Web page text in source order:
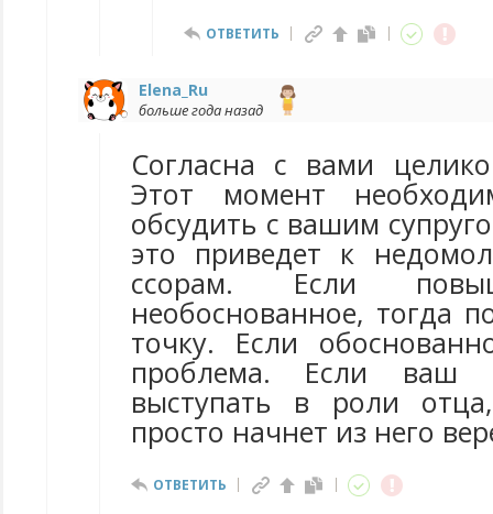
ОТВЕТИТЬ
Elena_Ru
больше года назад
Согласна с вами
Этот момент
обсудить с вашим
это приведет к
ссорам. Если
необоснованное, тогда
точку. Если
проблема. Если
выступать в роли
просто начнет из него
ОТВЕТИТЬ